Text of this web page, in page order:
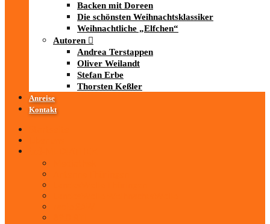
Backen mit Doreen
Die schönsten Weihnachtsklassiker
Weihnachtliche „Elfchen“
Autoren
Andrea Terstappen
Oliver Weilandt
Stefan Erbe
Thorsten Keßler
Anreise
Kontakt